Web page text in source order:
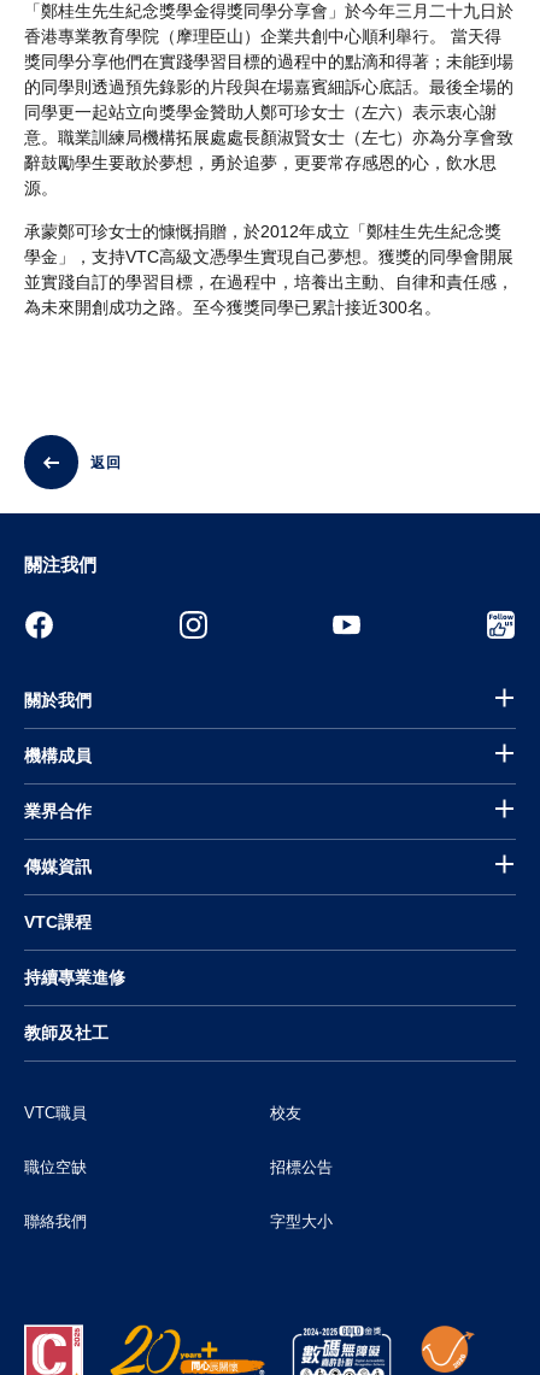
「鄭桂生先生紀念獎學金得獎同學分享會」於今年三月二十九日於
香港專業教育學院（摩理臣山）企業共創中心順利舉行。 當天得
獎同學分享他們在實踐學習目標的過程中的點滴和得著；未能到場
的同學則透過預先錄影的片段與在場嘉賓細訴心底話。最後全場的
同學更一起站立向獎學金贊助人鄭可珍女士（左六）表示衷心謝
意。職業訓練局機構拓展處處長顏淑賢女士（左七）亦為分享會致
辭鼓勵學生要敢於夢想，勇於追夢，更要常存感恩的心，飲水思
源。
承蒙鄭可珍女士的慷慨捐贈，於2012年成立「鄭桂生先生紀念獎
學金」，支持VTC高級文憑學生實現自己夢想。獲獎的同學會開展
並實踐自訂的學習目標，在過程中，培養出主動、自律和責任感，
為未來開創成功之路。至今獲獎同學已累計接近300名。
返回
關注我們
關於我們
機構成員
業界合作
傳媒資訊
VTC課程
持續專業進修
教師及社工
VTC職員 校友
職位空缺 招標公告
聯絡我們 字型大小